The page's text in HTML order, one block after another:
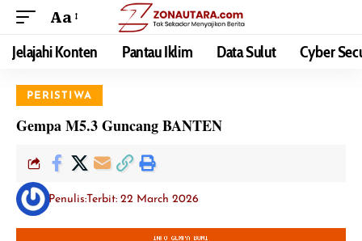
Aa
Jelajahi Konten Pantau Iklim Data Sulut Cyber
PERISTIWA
Gempa M5.3 Guncang BANTEN
Penulis:Terbit: 22 March 2026